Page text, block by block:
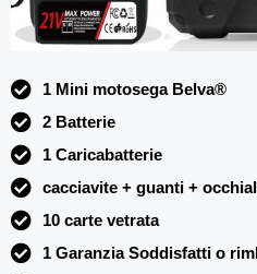
1 Mini motosega Belva®
2 Batterie
1 Caricabatterie
cacciavite + guanti +
10 carte vetrata
1 Garanzia Soddisfatti o